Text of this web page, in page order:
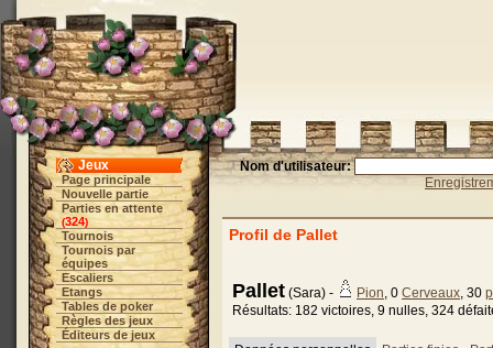
Jeux
Page principale
Nouvelle partie
Parties en attente
(324)
Tournois
Tournois par
équipes
Escaliers
Etangs
Tables de poker
Règles des jeux
Éditeurs de jeux
Nom d'utilisateur:
Profil de Pallet
Pallet (Sara) - Pion, 0 Cerveaux, 30
Résultats: 182 victoires, 9 nulles, 324